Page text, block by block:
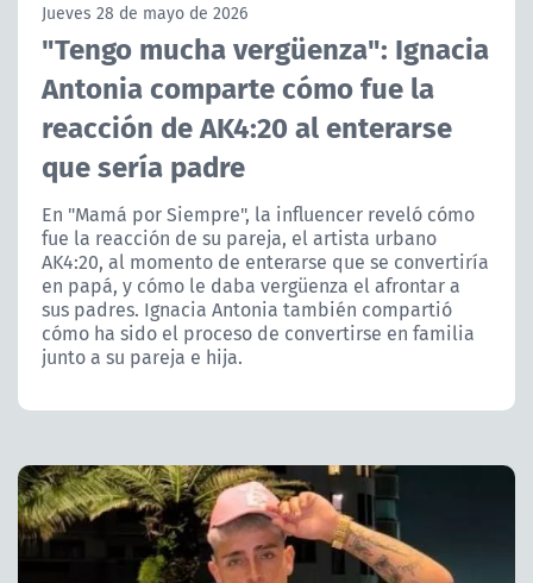
ACTUALIDAD Y TENDENCIAS
CORPORATIVO Y TRANSPARENCIA
CANAL DE DENUNCIAS
ÁREA DE PROYECTOS
Jueves 28 de mayo de 2026
"Tengo mucha vergüenza": Ignacia
Antonia comparte cómo fue la
reacción de AK4:20 al enterarse
que sería padre
En "Mamá por Siempre", la influencer reveló cómo
fue la reacción de su pareja, el artista urbano
AK4:20, al momento de enterarse que se convertiría
en papá, y cómo le daba vergüenza el afrontar a
sus padres. Ignacia Antonia también compartió
cómo ha sido el proceso de convertirse en familia
junto a su pareja e hija.